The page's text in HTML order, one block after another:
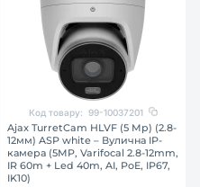
Код товару: 99-10037201
Ajax TurretCam HLVF (5 Mp) (2.8-
12мм) ASP white – Вулична IP-
камера (5MP, Varifocal 2.8-12mm,
IR 60m + Led 40m, AI, PoE, IP67,
IK10)